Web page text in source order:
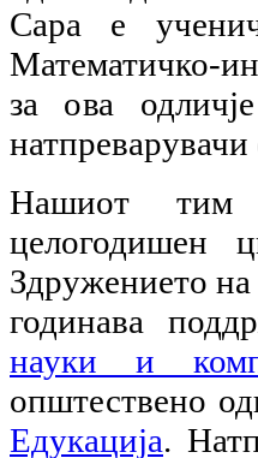
Сара е
Математичко-
за ова
натпреварувачи
Нашиот тим
целогодишен
Здружението
годинава
науки и
општествено
Едукација.